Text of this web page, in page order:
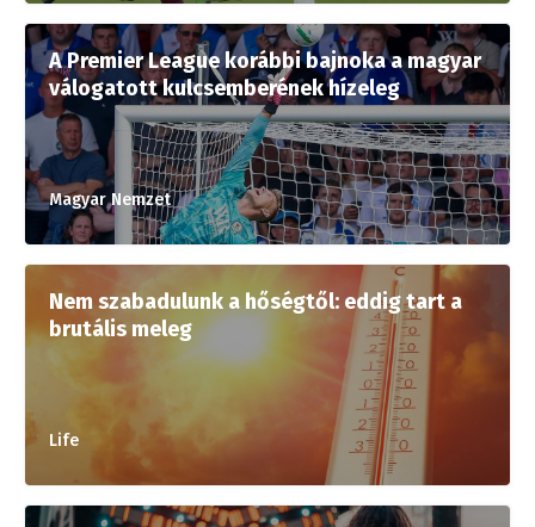
A Premier League korábbi bajnoka a magyar
válogatott kulcsemberének hízeleg
Magyar Nemzet
Nem szabadulunk a hőségtől: eddig tart a
brutális meleg
Life